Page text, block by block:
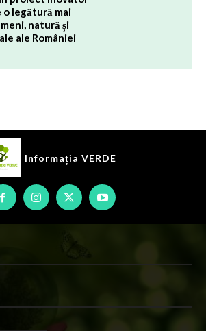
o legătură mai
natură și
ale României
Informația VERDE